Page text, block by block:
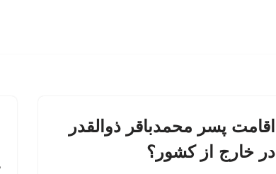
اقامت پسر محمدباقر ذوالقدر
در خارج از کشور؟